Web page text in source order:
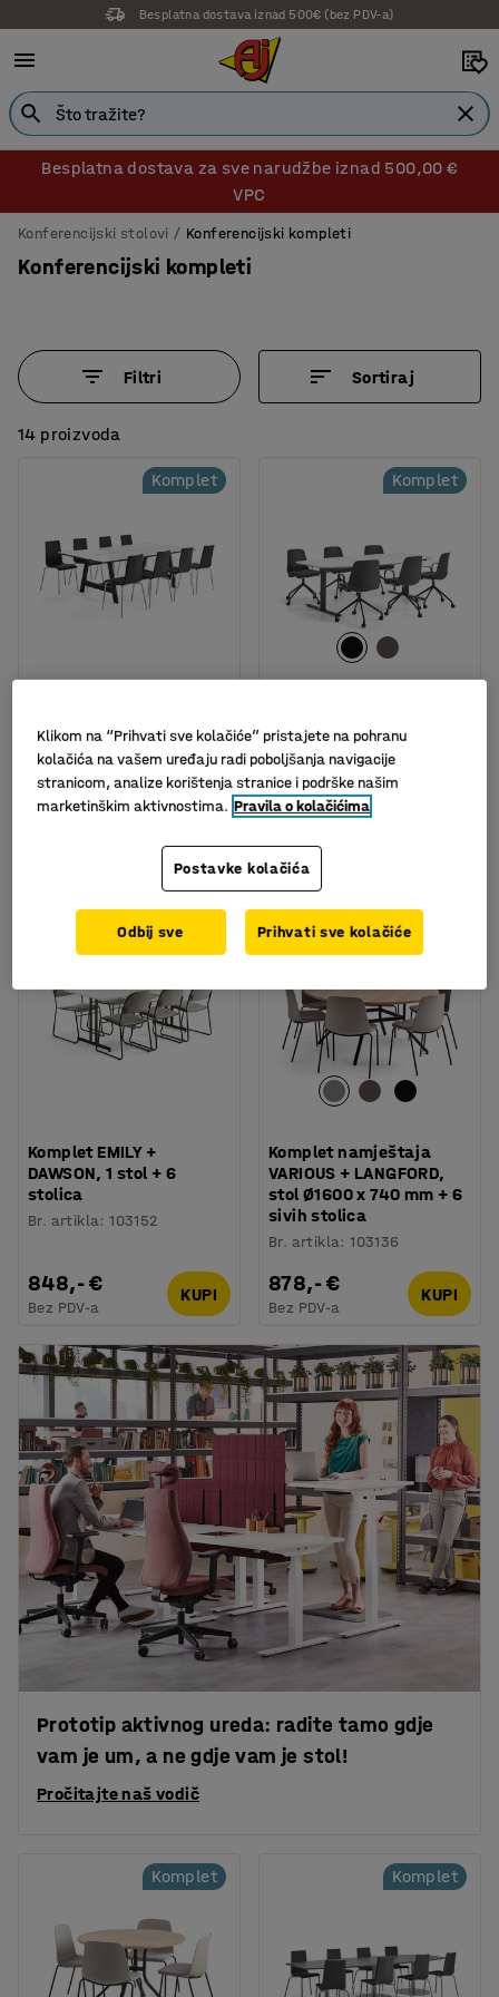
Besplatna dostava iznad 500€ (bez PDV-a)
Besplatna dostava za sve narudžbe iznad 500,00 €
VPC
Konferencijski stolovi Konferencijski kompleti
Konferencijski kompleti
Filtri Sortiraj
14 proizvoda
Komplet
MELVILLE, 1 stol + 8
stolica
Br. artikla: 103153
KUPI
Komplet
NOVUS + LANGFORD, 1
stol i 6 crnih/antracit
stolica
Br. artikla:103401
2.349,- €
Bez PDV-a
Komplet
Komplet EMILY +
DAWSON, 1 stol + 6
stolica
Br. artikla:103152
848,- €
Bez PDV-a
KUPI
Komplet
Komplet namještaja
VARIOUS + LANGFORD,
stol Ø1600 x 740 mm + 6
sivih stolica
Br. artikla:103136
878,- €
Bez PDV-a
KUPI
Prototip aktivnog ureda: radite tamo gdje
vam je um, a ne gdje vam je stol!
Pročitajte naš vodič
Komplet Komplet
Klikom na “Prihvati sve kolačiće” pristajete na pohranu
kolačića na vašem uređaju radi poboljšanja navigacije
stranicom, analize korištenja stranice i podrške našim
marketinškim aktivnostima. Pravila o kolačićima
Postavke kolačića
Odbij sve Prihvati sve kolačiće